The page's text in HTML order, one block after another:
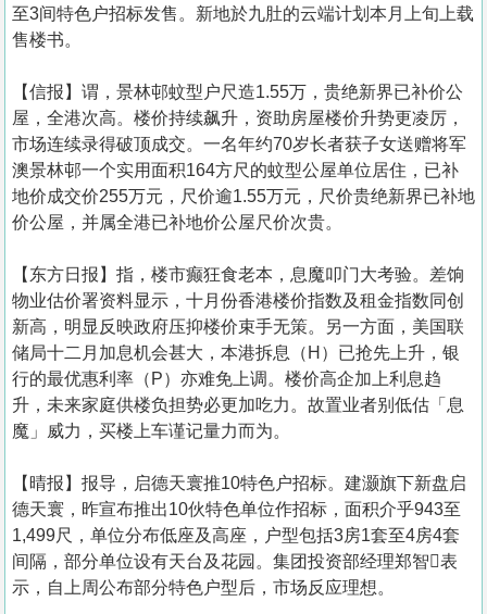
至3间特色户招标发售。新地於九肚的云端计划本月上旬上载
售楼书。
【信报】谓，景林邨蚊型户尺造1.55万，贵绝新界已补价公
屋，全港次高。楼价持续飙升，资助房屋楼价升势更凌厉，
市场连续录得破顶成交。一名年约70岁长者获子女送赠将军
澳景林邨一个实用面积164方尺的蚊型公屋单位居住，已补
地价成交价255万元，尺价逾1.55万元，尺价贵绝新界已补地
价公屋，并属全港已补地价公屋尺价次贵。
【东方日报】指，楼市癫狂食老本，息魔叩门大考验。差饷
物业估价署资料显示，十月份香港楼价指数及租金指数同创
新高，明显反映政府压抑楼价束手无策。另一方面，美国联
储局十二月加息机会甚大，本港拆息（H）已抢先上升，银
行的最优惠利率（P）亦难免上调。楼价高企加上利息趋
升，未来家庭供楼负担势必更加吃力。故置业者别低估「息
魔」威力，买楼上车谨记量力而为。
【晴报】报导，启德天寰推10特色户招标。建灏旗下新盘启
德天寰，昨宣布推出10伙特色单位作招标，面积介乎943至
1,499尺，单位分布低座及高座，户型包括3房1套至4房4套
间隔，部分单位设有天台及花园。集团投资部经理郑智表
示，自上周公布部分特色户型后，市场反应理想。